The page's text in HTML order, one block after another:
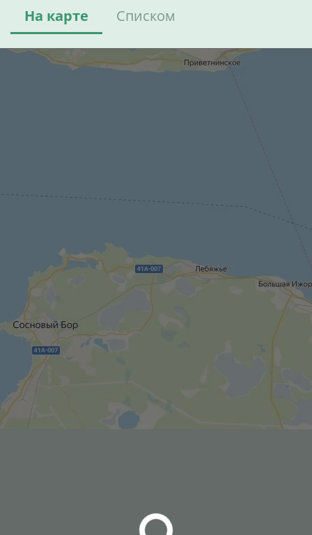
На карте Списком